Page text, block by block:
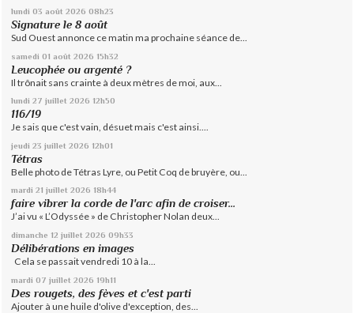
lundi 03 août 2026 08h23
Signature le 8 août
Sud Ouest annonce ce matin ma prochaine séance de...
samedi 01 août 2026 15h32
Leucophée ou argenté ?
Il trônait sans crainte à deux mètres de moi, aux...
lundi 27 juillet 2026 12h50
116/19
Je sais que c'est vain, désuet mais c'est ainsi....
jeudi 23 juillet 2026 12h01
Tétras
Belle photo de Tétras Lyre, ou Petit Coq de bruyère, ou...
mardi 21 juillet 2026 18h44
faire vibrer la corde de l'arc afin de croiser...
J’ai vu « L’Odyssée » de Christopher Nolan deux...
dimanche 12 juillet 2026 09h33
Délibérations en images
Cela se passait vendredi 10 à la...
mardi 07 juillet 2026 19h11
Des rougets, des fèves et c'est parti
Ajouter à une huile d'olive d'exception, des...